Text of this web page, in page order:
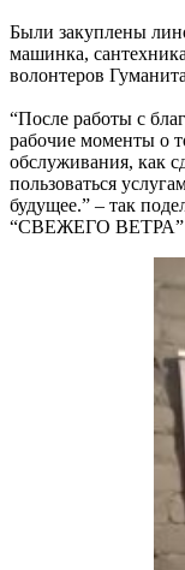
Были закуплены
машинка,
волонтеров
“После работы с
рабочие моменты о
обслуживания, как
пользоваться
будущее.” – так
“СВЕЖЕГО ВЕТРА”